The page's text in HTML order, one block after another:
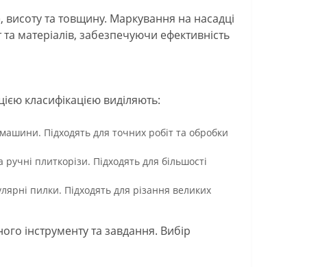
висоту та товщину. Маркування на насадці
матеріалів, забезпечуючи ефективність
класифікацією виділяють:
Підходять для точних робіт та обробки
плиткорізи. Підходять для більшості
пилки. Підходять для різання великих
інструменту та завдання. Вибір